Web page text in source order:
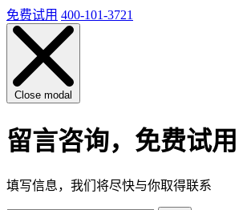
免费试用 400-101-3721
Close modal
留言咨询，免费试用
填写信息，我们将尽快与你取得联系